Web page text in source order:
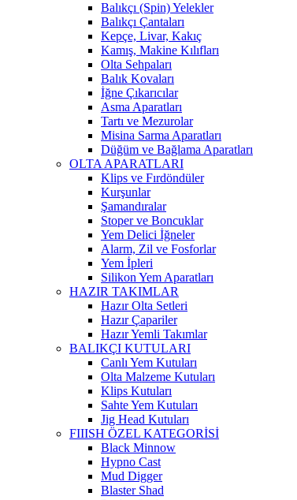
Balıkçı (Spin) Yelekler
Balıkçı Çantaları
Kepçe, Livar, Kakıç
Kamış, Makine Kılıfları
Olta Sehpaları
Balık Kovaları
İğne Çıkarıcılar
Asma Aparatları
Tartı ve Mezurolar
Misina Sarma Aparatları
Düğüm ve Bağlama Aparatları
OLTA APARATLARI
Klips ve Fırdöndüler
Kurşunlar
Şamandıralar
Stoper ve Boncuklar
Yem Delici İğneler
Alarm, Zil ve Fosforlar
Yem İpleri
Silikon Yem Aparatları
HAZIR TAKIMLAR
Hazır Olta Setleri
Hazır Çapariler
Hazır Yemli Takımlar
BALIKÇI KUTULARI
Canlı Yem Kutuları
Olta Malzeme Kutuları
Klips Kutuları
Sahte Yem Kutuları
Jig Head Kutuları
FIIISH ÖZEL KATEGORİSİ
Black Minnow
Hypno Cast
Mud Digger
Blaster Shad